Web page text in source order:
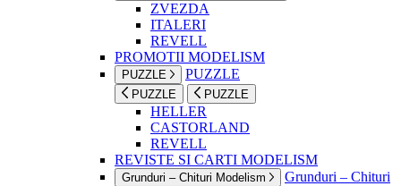
ZVEZDA
ITALERI
REVELL
PROMOTII MODELISM
PUZZLE PUZZLE
PUZZLE PUZZLE
HELLER
CASTORLAND
REVELL
REVISTE SI CARTI MODELISM
Grunduri – Chituri Modelism
Grunduri – Chituri